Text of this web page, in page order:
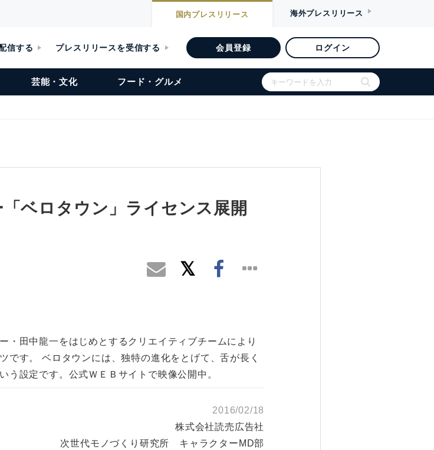
国内プレスリリース 海外プレスリリース
信する プレスリリースを受信する 会員登録 ログイン
芸能・文化 フード・グルメ
ベロタウン」ライセンス展開
・田中龍一をはじめとするクリエイティブチームにより
です。 ベロタウンには、独特の進化をとげて、舌が長く
う設定です。公式ＷＥＢサイトで映像公開中。
2016/02/18
株式会社読売広告社
次世代モノづくり研究所 キャラクターMD部